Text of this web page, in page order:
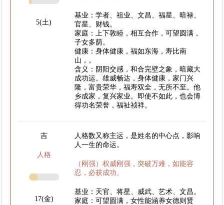
5(土)
基业：学者、祖业、文昌、福星、暗禄、
官星、财钱。
家庭：上下敦睦，相互合作，可望圆满，
子女多荫。
健康：身体健康，福如东海，寿比南
山，。
含义：阴阳交感，和合完壁之象，暗藏大
成功运。雄威畅达，身体健康，家门兴
隆，富贵荣华，福寿双全，无所不至。他
乡成家，复兴家业。即使不如此，也会博
得功名荣誉，福祉祯祥。
吉
人格
17(金)
人格数又称主运，是姓名的中心点，影响
人一生的命运。
（刚强）权威刚强，突破万难，如能容
忍，必获成功。
基业：天官、将星、威武、艺术、文昌。
家庭：可望圆满，女性能涵养女德则贤